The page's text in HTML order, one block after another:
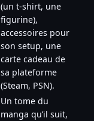
(un t-shirt, une
figurine),
accessoires pour
son setup, une
carte cadeau de
sa plateforme
(Steam, PSN).
Un tome du
manga qu’il suit,